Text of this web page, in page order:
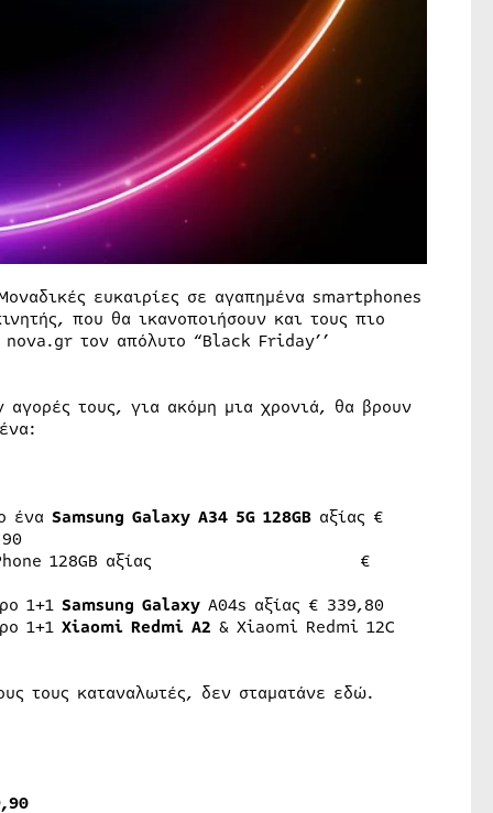
ευκαιρίες σε αγαπημένα smartphones
που θα ικανοποιήσουν και τους πιο
nova.gr τον απόλυτο “Black Friday’’
τους, για ακόμη μια χρονιά, θα βρουν
ένα Samsung GalaxyA34 5G128GB αξίας €
5G Phone 128GB αξίας €
1+1 Samsung GalaxyA04s αξίας € 339,80
1+1 XiaomiRedmiA2 & Xiaomi Redmi 12C
τους καταναλωτές, δεν σταματάνε εδώ.